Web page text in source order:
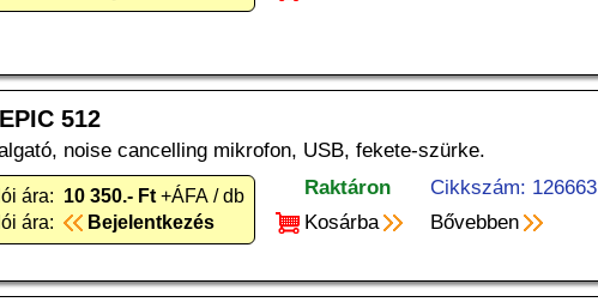
512
noise cancelling mikrofon, USB, fekete-szürke.
ára: 10 350.- Ft +ÁFA / db
ára:
Bejelentkezés
Raktáron
Cikkszám: 126663
Kosárba
Bővebben